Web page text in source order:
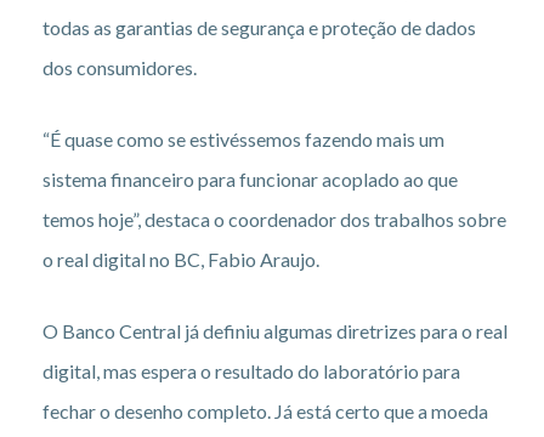
todas as garantias de segurança e proteção de dados
dos consumidores.
“É quase como se estivéssemos fazendo mais um
sistema financeiro para funcionar acoplado ao que
temos hoje”, destaca o coordenador dos trabalhos sobre
o real digital no BC, Fabio Araujo.
O Banco Central já definiu algumas diretrizes para o real
digital, mas espera o resultado do laboratório para
fechar o desenho completo. Já está certo que a moeda